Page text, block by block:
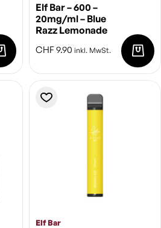
Elf Bar – 600 –
20mg/ml – Blue
Razz Lemonade
CHF9.90 inkl. MwSt.
Elf Bar